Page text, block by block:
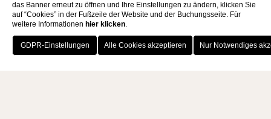
Mamami Srl
MwSt. n: 04142180233
VOUCHER BUCHEN KONTAKT
das Banner erneut zu öffnen und Ihre Einstellungen zu ändern, klicken Sie
auf “Cookies” in der Fußzeile der Website und der Buchungsseite. Für
weitere Informationen hier klicken.